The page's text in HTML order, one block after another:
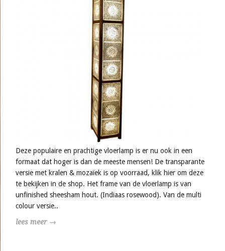
Deze populaire en prachtige vloerlamp is er nu ook in een
formaat dat hoger is dan de meeste mensen! De transparante
versie met kralen & mozaïek is op voorraad, klik hier om deze
te bekijken in de shop. Het frame van de vloerlamp is van
unfinished sheesham hout. (Indiaas rosewood). Van de multi
colour versie..
lees meer →